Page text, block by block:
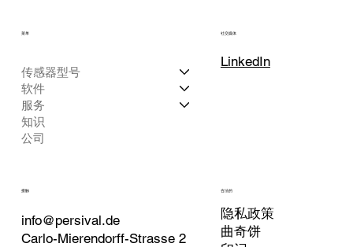
传感器型号
软件
服务
知识
公司
菜单
合法的
曲奇饼
隐私政策
社交媒体
LinkedIn
接触
info@persival.de
Carlo-Mierendorff-Strasse 2